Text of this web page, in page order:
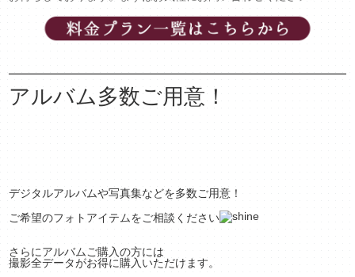
アルバム多数ご用意！
デジタルアルバムや写真集などを多数ご用意！
ご希望のフォトアイテムをご相談ください
さらにアルバムご購入の方には
撮影全データがお得に購入いただけます。